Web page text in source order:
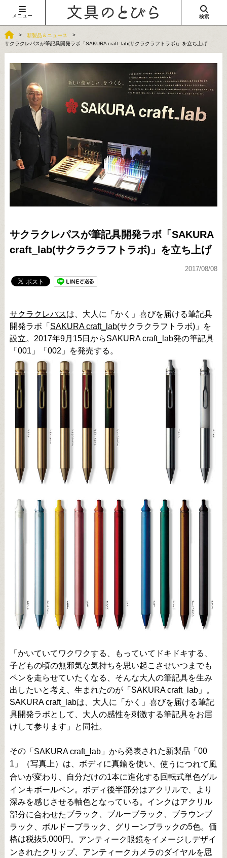
メニュー 検索
新製品＆ニュース
サクラクレパスが筆記具開発ラボ「SAKURA craft_lab(サクラクラフトラボ)」を立ち上げ
サクラクレパスが筆記具開発ラボ「SAKURA
craft_lab(サクラクラフトラボ)」を立ち上げ
2017/08/08
サクラクレパスは、大人に「かく」喜びを届ける筆記具
開発ラボ「 SAKURA craft_lab(サクラクラフトラボ)」を
設立。2017年9月15日からSAKURA craft_lab発の筆記具
「001」「002」を発売する。
「かいていてワクワクする、もっていてドキドキする、
子どもの頃の無邪気な気持ちを思い起こさせいつまでも
ペンを走らせていたくなる、そんな大人の筆記具を生み
出したいと考え、生まれたのが「SAKURA craft_lab」。
SAKURA craft_labは、大人に「かく」喜びを届ける筆記
具開発ラボとして、大人の感性を刺激する筆記具をお届
けして参ります」と同社。
その「SAKURA craft_lab」から発表された新製品「00
1」（写真上）は、ボディに真鍮を使い、 使うにつれて風
合いが変わり、自分だけの1本に進化する回転式単色ゲル
インキボールペン。ボディ後半部分はアクリルで、より
深みを感じさせる軸色となっている。インクはアクリル
部分に合わせたブラック、ブルーブラック、ブラウンブ
ラック、ボルドーブラック、グリーンブラックの5色。価
格は税抜5,000円。 アンティーク眼鏡をイメージしデザイ
ンされたクリップ、アンティークカメラのダイヤルを思